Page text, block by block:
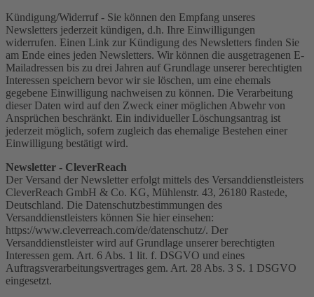
Kündigung/Widerruf - Sie können den Empfang unseres
Newsletters jederzeit kündigen, d.h. Ihre Einwilligungen
widerrufen. Einen Link zur Kündigung des Newsletters finden Sie
am Ende eines jeden Newsletters. Wir können die ausgetragenen E-
Mailadressen bis zu drei Jahren auf Grundlage unserer berechtigten
Interessen speichern bevor wir sie löschen, um eine ehemals
gegebene Einwilligung nachweisen zu können. Die Verarbeitung
dieser Daten wird auf den Zweck einer möglichen Abwehr von
Ansprüchen beschränkt. Ein individueller Löschungsantrag ist
jederzeit möglich, sofern zugleich das ehemalige Bestehen einer
Einwilligung bestätigt wird.
Newsletter - CleverReach
Der Versand der Newsletter erfolgt mittels des Versanddienstleisters
CleverReach GmbH & Co. KG, Mühlenstr. 43, 26180 Rastede,
Deutschland. Die Datenschutzbestimmungen des
Versanddienstleisters können Sie hier einsehen:
https://www.cleverreach.com/de/datenschutz/. Der
Versanddienstleister wird auf Grundlage unserer berechtigten
Interessen gem. Art. 6 Abs. 1 lit. f. DSGVO und eines
Auftragsverarbeitungsvertrages gem. Art. 28 Abs. 3 S. 1 DSGVO
eingesetzt.